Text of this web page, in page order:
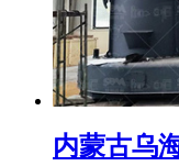
内蒙古乌